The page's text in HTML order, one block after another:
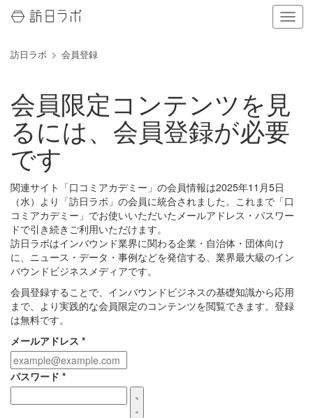
ナ
ビ
の
表
替
え
訪日ラボ 会員登録
会員限定コンテンツを見
るには、会員登録が必要
です
関連サイト「口コミアカデミー」の会員情報は2025年11月5日
（水）より「訪日ラボ」の会員に統合されました。これまで「口
コミアカデミー」でお使いいただいたメールアドレス・パスワー
ドで引き続きご利用いただけます。
訪日ラボはインバウンド業界に関わる企業・自治体・団体向け
に、ニュース・データ・事例などを発信する、業界最大級のイン
バウンドビジネスメディアです。
会員登録することで、インバウンドビジネスの基礎知識から応用
まで、より実践的な会員限定のコンテンツを閲覧できます。登録
は無料です。
メールアドレス *
パスワード *